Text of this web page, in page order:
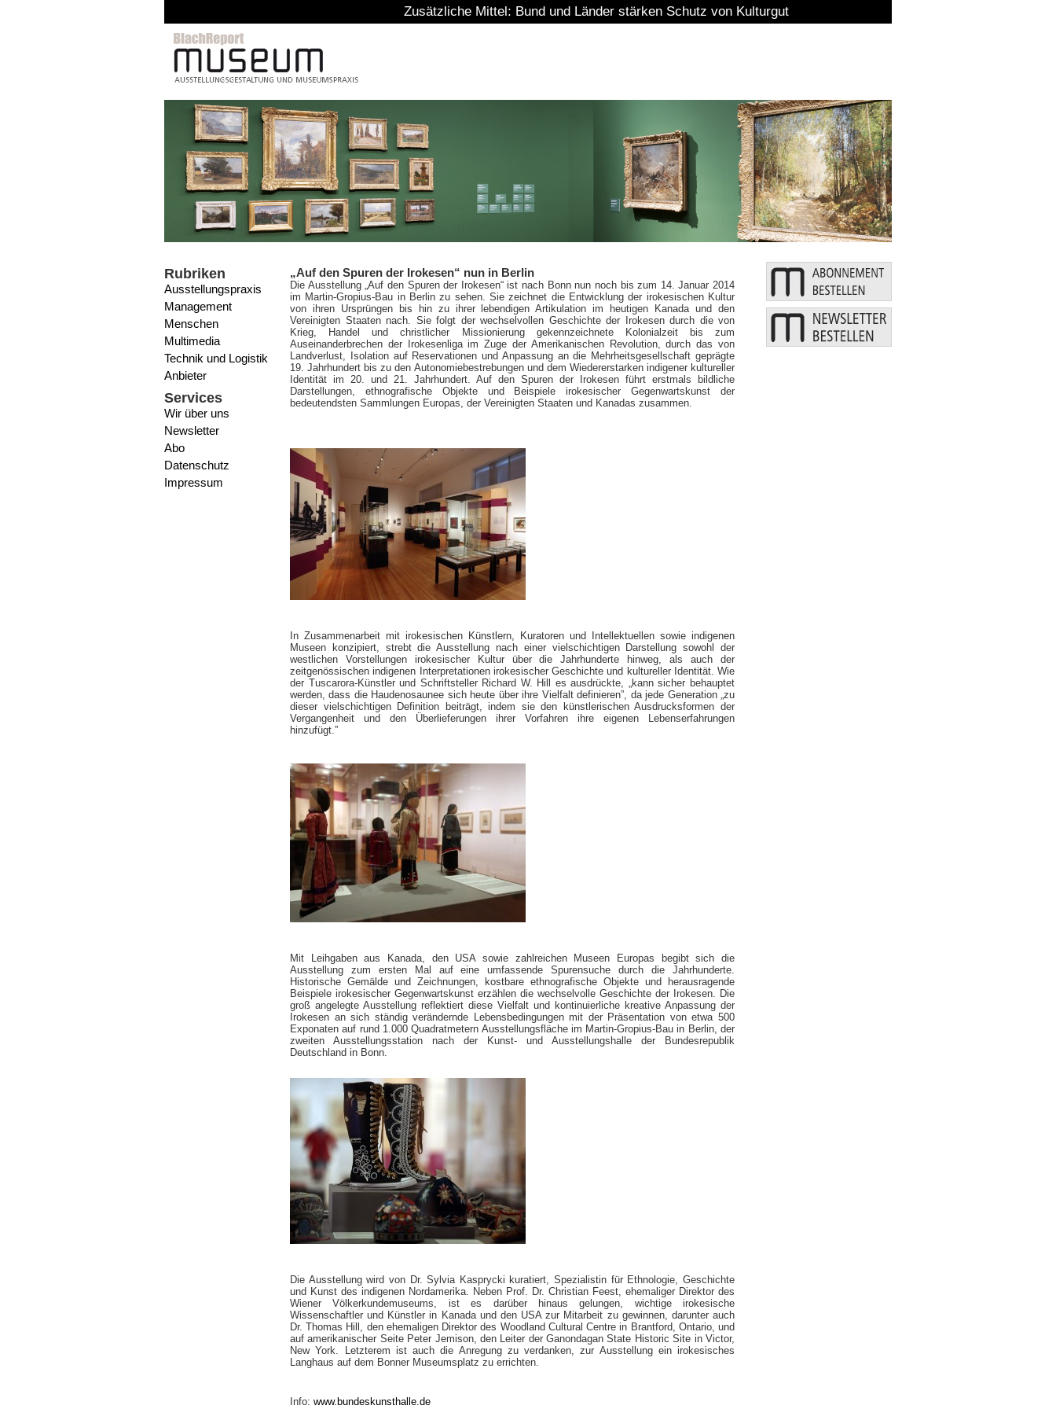
Zusätzliche Mittel: Bund und Länder stärken Schutz von Kulturgut
Nüssli realisiert Mirage Gstaad von Doug Aitken
Rubriken
Ausstellungspraxis
Management
Menschen
Multimedia
Technik und Logistik
Anbieter
Services
Wir über uns
Newsletter
Abo
Datenschutz
Impressum
„Auf den Spuren der Irokesen“ nun in Berlin
Die Ausstellung „Auf den Spuren der Irokesen“ ist nach Bonn nun noch bis zum 14. Januar 2014
im Martin-Gropius-Bau in Berlin zu sehen. Sie zeichnet die Entwicklung der irokesischen Kultur
von ihren Ursprüngen bis hin zu ihrer lebendigen Artikulation im heutigen Kanada und den
Vereinigten Staaten nach. Sie folgt der wechselvollen Geschichte der Irokesen durch die von
Krieg, Handel und christlicher Missionierung gekennzeichnete Kolonialzeit bis zum
Auseinanderbrechen der Irokesenliga im Zuge der Amerikanischen Revolution, durch das von
Landverlust, Isolation auf Reservationen und Anpassung an die Mehrheitsgesellschaft geprägte
19. Jahrhundert bis zu den Autonomiebestrebungen und dem Wiedererstarken indigener kultureller
Identität im 20. und 21. Jahrhundert. Auf den Spuren der Irokesen führt erstmals bildliche
Darstellungen, ethnografische Objekte und Beispiele irokesischer Gegenwartskunst der
bedeutendsten Sammlungen Europas, der Vereinigten Staaten und Kanadas zusammen.
In Zusammenarbeit mit irokesischen Künstlern, Kuratoren und Intellektuellen sowie indigenen
Museen konzipiert, strebt die Ausstellung nach einer vielschichtigen Darstellung sowohl der
westlichen Vorstellungen irokesischer Kultur über die Jahrhunderte hinweg, als auch der
zeitgenössischen indigenen Interpretationen irokesischer Geschichte und kultureller Identität. Wie
der Tuscarora-Künstler und Schriftsteller Richard W. Hill es ausdrückte, „kann sicher behauptet
werden, dass die Haudenosaunee sich heute über ihre Vielfalt definieren”, da jede Generation „zu
dieser vielschichtigen Definition beiträgt, indem sie den künstlerischen Ausdrucksformen der
Vergangenheit und den Überlieferungen ihrer Vorfahren ihre eigenen Lebenserfahrungen
hinzufügt.”
Mit Leihgaben aus Kanada, den USA sowie zahlreichen Museen Europas begibt sich die
Ausstellung zum ersten Mal auf eine umfassende Spurensuche durch die Jahrhunderte.
Historische Gemälde und Zeichnungen, kostbare ethnografische Objekte und herausragende
Beispiele irokesischer Gegenwartskunst erzählen die wechselvolle Geschichte der Irokesen. Die
groß angelegte Ausstellung reflektiert diese Vielfalt und kontinuierliche kreative Anpassung der
Irokesen an sich ständig verändernde Lebensbedingungen mit der Präsentation von etwa 500
Exponaten auf rund 1.000 Quadratmetern Ausstellungsfläche im Martin-Gropius-Bau in Berlin, der
zweiten Ausstellungsstation nach der Kunst- und Ausstellungshalle der Bundesrepublik
Deutschland in Bonn.
Die Ausstellung wird von Dr. Sylvia Kasprycki kuratiert, Spezialistin für Ethnologie, Geschichte
und Kunst des indigenen Nordamerika. Neben Prof. Dr. Christian Feest, ehemaliger Direktor des
Wiener Völkerkundemuseums, ist es darüber hinaus gelungen, wichtige irokesische
Wissenschaftler und Künstler in Kanada und den USA zur Mitarbeit zu gewinnen, darunter auch
Dr. Thomas Hill, den ehemaligen Direktor des Woodland Cultural Centre in Brantford, Ontario, und
auf amerikanischer Seite Peter Jemison, den Leiter der Ganondagan State Historic Site in Victor,
New York. Letzterem ist auch die Anregung zu verdanken, zur Ausstellung ein irokesisches
Langhaus auf dem Bonner Museumsplatz zu errichten.
Info: www.bundeskunsthalle.de